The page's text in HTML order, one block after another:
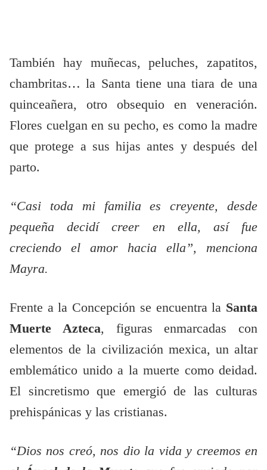
También hay muñecas, peluches, zapatitos,
chambritas… la Santa tiene una tiara de una
quinceañera, otro obsequio en veneración.
Flores cuelgan en su pecho, es como la madre
que protege a sus hijas antes y después del
parto.
“Casi toda mi familia es creyente, desde
pequeña decidí creer en ella, así fue
creciendo el amor hacia ella”, menciona
Mayra.
Frente a la Concepción se encuentra la Santa
Muerte Azteca, figuras enmarcadas con
elementos de la civilización mexica, un altar
emblemático unido a la muerte como deidad.
El sincretismo que emergió de las culturas
prehispánicas y las cristianas.
“Dios nos creó, nos dio la vida y creemos en